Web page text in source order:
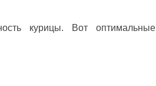
курицы. Вот оптимальные